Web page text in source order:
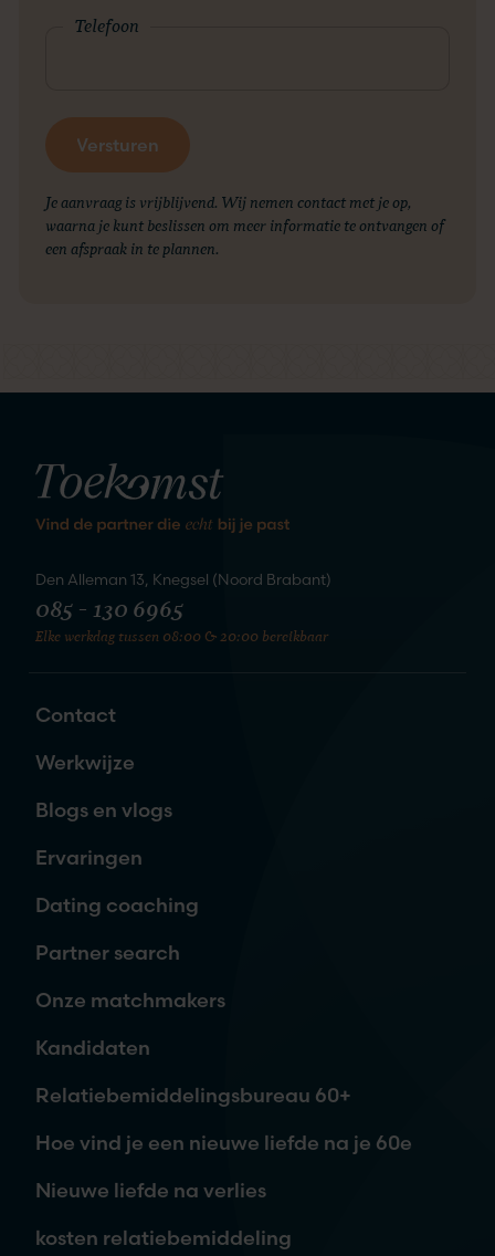
Telefoon
Je aanvraag is vrijblijvend. Wij nemen contact met je op,
waarna je kunt beslissen om meer informatie te ontvangen of
een afspraak in te plannen.
Den Alleman 13, Knegsel (Noord Brabant)
085 - 130 6965
Elke werkdag tussen 08:00 & 20:00 bereikbaar
Contact
Werkwijze
Blogs en vlogs
Ervaringen
Dating coaching
Partner search
Onze matchmakers
Kandidaten
Relatiebemiddelingsbureau 60+
Hoe vind je een nieuwe liefde na je 60e
Nieuwe liefde na verlies
kosten relatiebemiddeling
We staan te springen om
te maken
liefde
Naam